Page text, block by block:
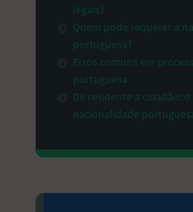
legais?
Quem pode requerer a
portuguesa?
Erros comuns em
portuguesa
De residente a cidadão:
nacionalidade